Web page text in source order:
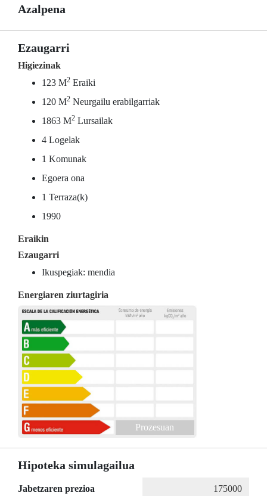
Azalpena
Ezaugarri
Higiezinak
123 M2 Eraiki
120 M2 Neurgailu erabilgarriak
1863 M2 Lursailak
4 Logelak
1 Komunak
Egoera ona
1 Terraza(k)
1990
Eraikin
Ezaugarri
Ikuspegiak: mendia
Energiaren ziurtagiria
Prozesuan
Hipoteka simulagailua
Jabetzaren prezioa